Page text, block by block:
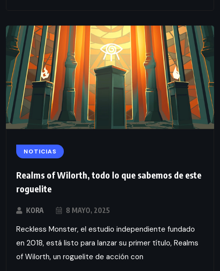
NOTICIAS
Realms of Wilorth, todo lo que sabemos de este
roguelite
KORA 8 MAYO, 2025
Reckless Monster, el estudio independiente fundado
en 2018, está listo para lanzar su primer título, Realms
of Wilorth, un roguelite de acción con